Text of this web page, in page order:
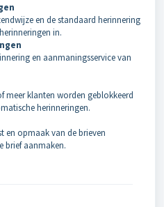
en de standaard herinnering
in.
en aanmaningsservice van
meer klanten worden geblokkeerd
herinneringen.
en opmaak van de brieven
brief aanmaken.